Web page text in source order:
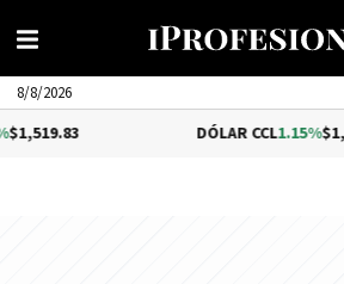
8/8/2026
1.15%$1,577.54